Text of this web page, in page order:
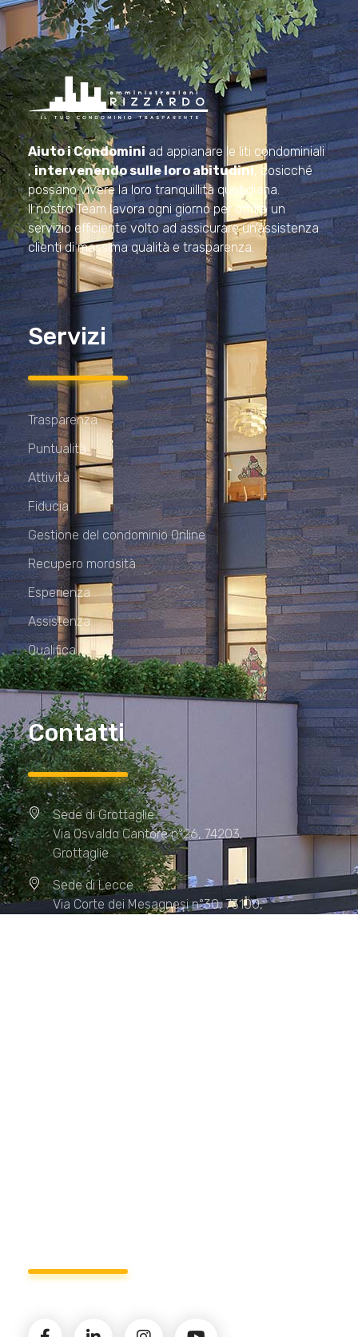
Amministrazioni Rizzardo
Il tuo condominio trasparente
Aiuto i Condominiad appianare le liti condominiali
,intervenendo sulle loro abitudini, cosicché
possano vivere la loro tranquillità quotidiana.
Il nostro Team lavora ogni giorno per offrire un
servizio efficiente volto ad assicurare un’assistenza
clienti di massima qualità e trasparenza.
Servizi
Trasparenza
Puntualità
Attività
Fiducia
Gestione del condominio Online
Recupero morosità
Esperienza
Assistenza
Qualifica
Contatti
Sede di Grottaglie
Via Osvaldo Cantore n°26, 74203,
Grottaglie
Sede di Lecce
Via Corte dei Mesagnesi n°30, 73100,